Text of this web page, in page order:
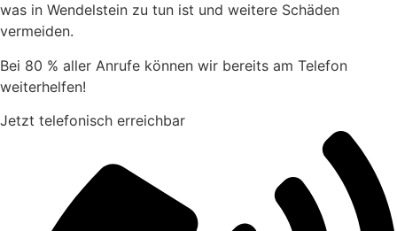
was in Wendelstein zu tun ist und weitere Schäden
vermeiden.
Bei 80 % aller Anrufe können wir bereits am Telefon
weiterhelfen!
Jetzt telefonisch erreichbar